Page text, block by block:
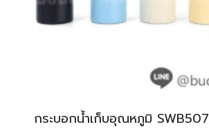
กระบอกน้ำเก็บอุณหภูมิ SWB507